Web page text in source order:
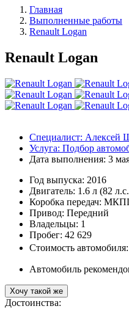
Главная
Выполненные работы
Renault Logan
Renault Logan
Специалист: Алексей
Услуга: Подбор
Дата выполнения: 3
Год выпуска: 2016
Двигатель: 1.6 л (82
Коробка передач:
Привод: Передний
Владельцы: 1
Пробег: 42 629
Стоимость
Автомобиль
Хочу такой же
Достоинства: